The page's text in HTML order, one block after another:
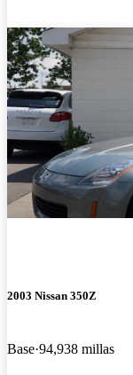
2003 Nissan 350Z
Base 94,938 millas